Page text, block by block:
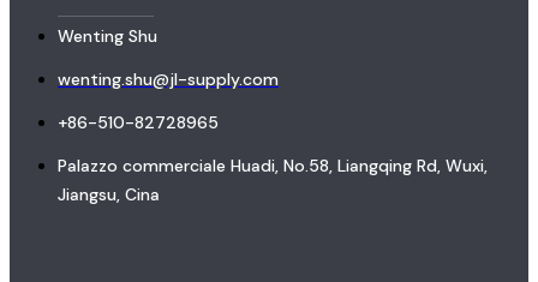
Wenting Shu
wenting.shu@jl-supply.com
+86-510-82728965
Palazzo commerciale Huadi, No.58, Liangqing Rd, Wuxi,
Jiangsu, Cina